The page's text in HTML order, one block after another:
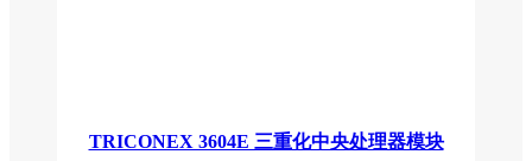
TRICONEX 3604E 三重化中央处理器模块